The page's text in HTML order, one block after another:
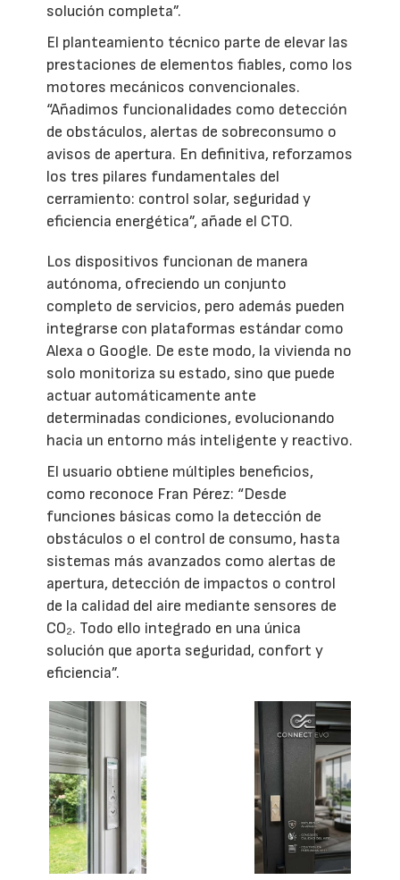
solución completa”.
El planteamiento técnico parte de elevar las
prestaciones de elementos fiables, como los
motores mecánicos convencionales.
“Añadimos funcionalidades como detección
de obstáculos, alertas de sobreconsumo o
avisos de apertura. En definitiva, reforzamos
los tres pilares fundamentales del
cerramiento: control solar, seguridad y
eficiencia energética”, añade el CTO.
Los dispositivos funcionan de manera
autónoma, ofreciendo un conjunto
completo de servicios, pero además pueden
integrarse con plataformas estándar como
Alexa o Google. De este modo, la vivienda no
solo monitoriza su estado, sino que puede
actuar automáticamente ante
determinadas condiciones, evolucionando
hacia un entorno más inteligente y reactivo.
El usuario obtiene múltiples beneficios,
como reconoce Fran Pérez: “Desde
funciones básicas como la detección de
obstáculos o el control de consumo, hasta
sistemas más avanzados como alertas de
apertura, detección de impactos o control
de la calidad del aire mediante sensores de
CO₂. Todo ello integrado en una única
solución que aporta seguridad, confort y
eficiencia”.